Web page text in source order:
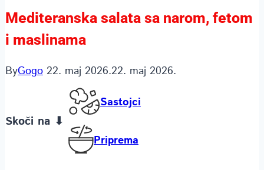
Mediteranska salata sa narom, fetom
i maslinama
ByGogo 22. maj 2026.22. maj 2026.
Skoči na ⬇
Sastojci
Priprema